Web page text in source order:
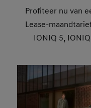
Profiteer nu van
Lease-
IONIQ 5,